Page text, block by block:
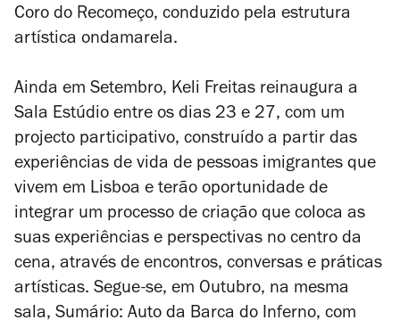
Coro do Recomeço, conduzido pela estrutura
artística ondamarela.
Ainda em Setembro, Keli Freitas reinaugura a
Sala Estúdio entre os dias 23 e 27, com um
projecto participativo, construído a partir das
experiências de vida de pessoas imigrantes que
vivem em Lisboa e terão oportunidade de
integrar um processo de criação que coloca as
suas experiências e perspectivas no centro da
cena, através de encontros, conversas e práticas
artísticas. Segue-se, em Outubro, na mesma
sala, Sumário: Auto da Barca do Inferno, com